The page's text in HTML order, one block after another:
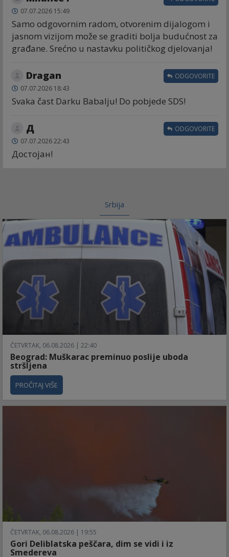
07.07.2026 15:49
Samo odgovornim radom, otvorenim dijalogom i
jasnom vizijom može se graditi bolja budućnost za
građane. Srećno u nastavku političkog djelovanja!
Dragan
07.07.2026 18:43
Svaka čast Darku Babalju! Do pobjede SDS!
ODGOVORITE
Д
07.07.2026 22:43
Достојан!
ODGOVORITE
Srbija
ČETVRTAK, 06.08.2026 | 22:40
Beograd: Muškarac preminuo poslije uboda
stršljena
PROČITAJ VIŠE
ČETVRTAK, 06.08.2026 | 19:55
Gori Deliblatska peščara, dim se vidi i iz
Smedereva